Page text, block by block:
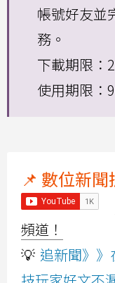
帳號好友並
務。
下載期限：
使用期限：
📌 數位新聞
頻道！
💡 追新聞》》